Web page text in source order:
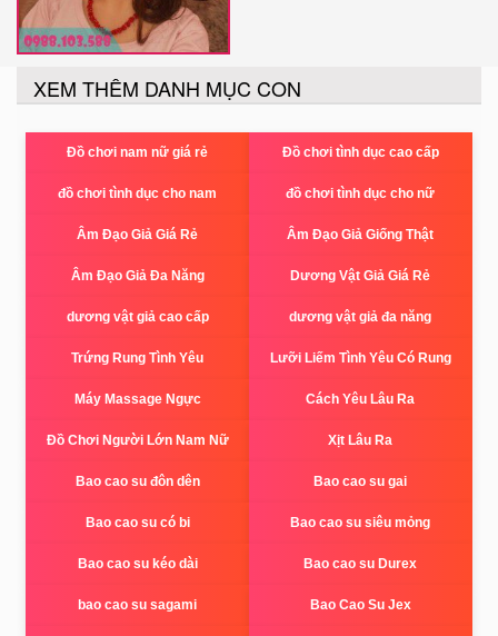
XEM THÊM DANH MỤC CON
Đồ chơi nam nữ giá rẻ Đồ chơi tình dục cao cấp
đồ chơi tình dục cho nam đồ chơi tình dục cho nữ
Âm Đạo Giả Giá Rẻ Âm Đạo Giả Giống Thật
Âm Đạo Giả Đa Năng Dương Vật Giả Giá Rẻ
dương vật giả cao cấp dương vật giả đa năng
Trứng Rung Tình Yêu Lưỡi Liếm Tình Yêu Có Rung
Máy Massage Ngực Cách Yêu Lâu Ra
Đồ Chơi Người Lớn Nam Nữ Xịt Lâu Ra
Bao cao su đôn dên Bao cao su gai
Bao cao su có bi Bao cao su siêu mỏng
Bao cao su kéo dài Bao cao su Durex
bao cao su sagami Bao Cao Su Jex